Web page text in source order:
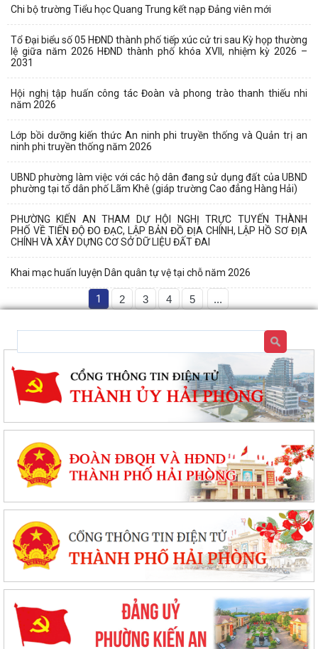
Chi bộ trường Tiểu học Quang Trung kết nạp Đảng viên mới
Tổ Đại biểu số 05 HĐND thành phố tiếp xúc cử tri sau Kỳ họp thường
lệ giữa năm 2026 HĐND thành phố khóa XVII, nhiệm kỳ 2026 –
2031
Hội nghị tập huấn công tác Đoàn và phong trào thanh thiếu nhi
năm 2026
Lớp bồi dưỡng kiến thức An ninh phi truyền thống và Quản trị an
ninh phi truyền thống năm 2026
UBND phường làm việc với các hộ dân đang sử dụng đất của UBND
phường tại tổ dân phố Lãm Khê (giáp trường Cao đẳng Hàng Hải)
PHƯỜNG KIẾN AN THAM DỰ HỘI NGHỊ TRỰC TUYẾN THÀNH
PHỐ VỀ TIẾN ĐỘ ĐO ĐẠC, LẬP BẢN ĐỒ ĐỊA CHÍNH, LẬP HỒ SƠ ĐỊA
CHÍNH VÀ XÂY DỰNG CƠ SỞ DỮ LIỆU ĐẤT ĐAI
Khai mạc huấn luyện Dân quân tự vệ tại chỗ năm 2026
1 2 3 4 5 ...